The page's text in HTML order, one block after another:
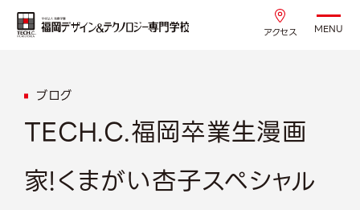
アクセス MENU
ブログ
TECH.C.福岡卒業生漫画
家!くまがい杏子スペシャル